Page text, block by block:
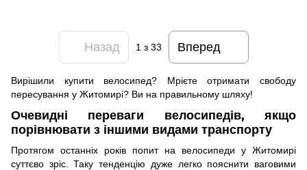
Назад 1з 33 Вперед
Вирішили купити велосипед? Мрієте отримати свободу
пересування у Житомирі? Ви на правильному шляху!
Очевидні переваги велосипедів, якщо
порівнювати з іншими видами транспорту
Протягом останніх років попит на велосипеди у Житомирі
суттєво зріс. Таку тенденцію дуже легко пояснити ваговими